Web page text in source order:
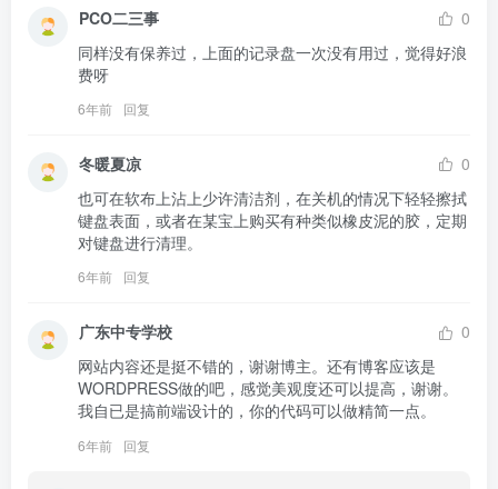
PCO二三事
0
同样没有保养过，上面的记录盘一次没有用过，觉得好浪
费呀
6年前 回复
冬暖夏凉
0
也可在软布上沾上少许清洁剂，在关机的情况下轻轻擦拭
键盘表面，或者在某宝上购买有种类似橡皮泥的胶，定期
对键盘进行清理。
6年前 回复
广东中专学校
0
网站内容还是挺不错的，谢谢博主。还有博客应该是
WORDPRESS做的吧，感觉美观度还可以提高，谢谢。
我自已是搞前端设计的，你的代码可以做精简一点。
6年前 回复